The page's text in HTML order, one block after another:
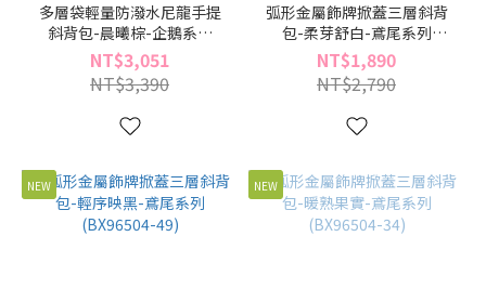
多層袋輕量防潑水尼龍手提
斜背包-晨曦棕-企鵝系列
(BZ96356-34)
NT$3,051
NT$3,390
弧形金屬飾牌掀蓋三層斜背
包-柔芽舒白-鳶尾系列
(BX96504-55)
NT$1,890
NT$2,790
NEW NEW